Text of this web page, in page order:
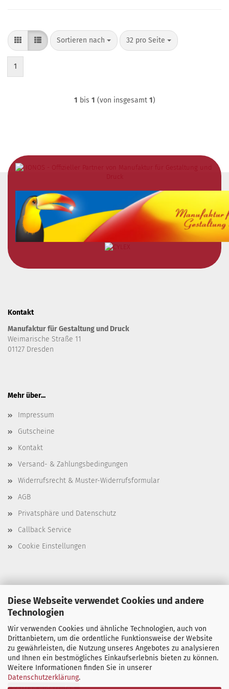
Diese Webseite verwendet Cookies und andere
Technologien
Wir verwenden Cookies und ähnliche Technologien, auch von
Drittanbietern, um die ordentliche Funktionsweise der Website
zu gewährleisten, die Nutzung unseres Angebotes zu analysieren
und Ihnen ein bestmögliches Einkaufserlebnis bieten zu können.
Weitere Informationen finden Sie in unserer
Datenschutzerklärung.
Sortieren nach
Sortieren nach 32 pro Seite
pro Seite
1
1 bis 1 (von insgesamt 1)
Kontakt
Manufaktur für Gestaltung und Druck
Weimarische Straße 11
01127 Dresden
Mehr über...
Impressum
Gutscheine
Kontakt
Versand- & Zahlungsbedingungen
Widerrufsrecht & Muster-Widerrufsformular
AGB
Privatsphäre und Datenschutz
Callback Service
Cookie Einstellungen
T. 0351 647 544 93
F. 0351 647 544 97
M. manu@buchdruck-digital.de